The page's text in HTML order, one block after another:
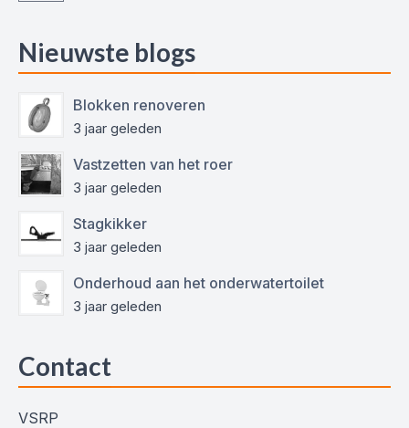
Nieuwste blogs
Blokken renoveren
3 jaar geleden
Vastzetten van het roer
3 jaar geleden
Stagkikker
3 jaar geleden
Onderhoud aan het onderwatertoilet
3 jaar geleden
Contact
VSRP